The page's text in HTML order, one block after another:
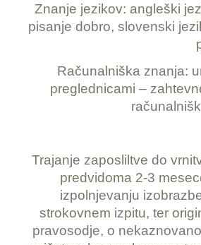
Znanje jezikov: angleški
pisanje dobro, slovenski
Računalniška znanja:
preglednicami –
Trajanje zaposliltve do
predvidoma 2-3
izpolnjevanju
strokovnem izpitu, ter
pravosodje, o